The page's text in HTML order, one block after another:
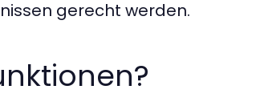
gerecht werden.